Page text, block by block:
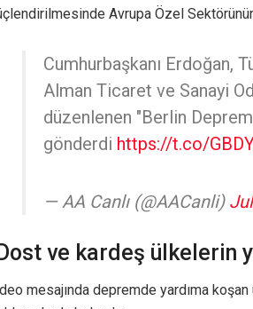
Avrupa Özel
Cumhurbaşkanı Erdoğan,
Alman Ticaret ve Sanayi
düzenlenen "Berlin
gönderdi https://t.co/
— AA Canlı (@AACanli)
ve kardeş ülkelerin
mesajında depremde yardıma